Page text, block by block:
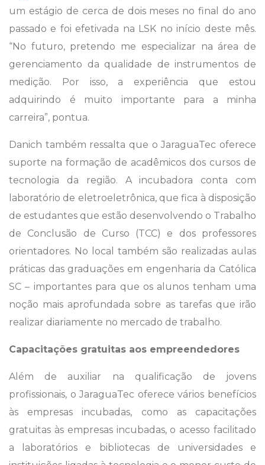
um estágio de cerca de dois meses no final do ano
passado e foi efetivada na LSK no início deste mês.
“No futuro, pretendo me especializar na área de
gerenciamento da qualidade de instrumentos de
medição. Por isso, a experiência que estou
adquirindo é muito importante para a minha
carreira”, pontua.
Danich também ressalta que o JaraguaTec oferece
suporte na formação de acadêmicos dos cursos de
tecnologia da região. A incubadora conta com
laboratório de eletroeletrônica, que fica à disposição
de estudantes que estão desenvolvendo o Trabalho
de Conclusão de Curso (TCC) e dos professores
orientadores. No local também são realizadas aulas
práticas das graduações em engenharia da Católica
SC – importantes para que os alunos tenham uma
noção mais aprofundada sobre as tarefas que irão
realizar diariamente no mercado de trabalho.
Capacitações gratuitas aos empreendedores
Além de auxiliar na qualificação de jovens
profissionais, o JaraguaTec oferece vários benefícios
às empresas incubadas, como as capacitações
gratuitas às empresas incubadas, o acesso facilitado
a laboratórios e bibliotecas de universidades e